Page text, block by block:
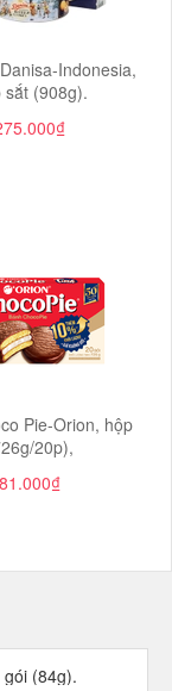
Indonesia,
sắt (908g).
Pie-Orion, hộp
20p),
81.000₫
(84g).